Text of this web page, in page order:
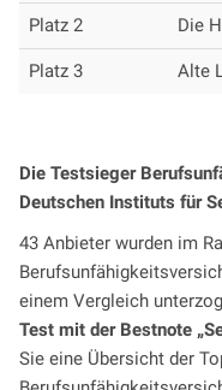
Platz 2 Die
Platz 3 Alte
Die Testsieger
Deutschen Instituts für
43 Anbieter wurden im
einem Vergleich
Test mit der Bestnote
Sie eine Übersicht der